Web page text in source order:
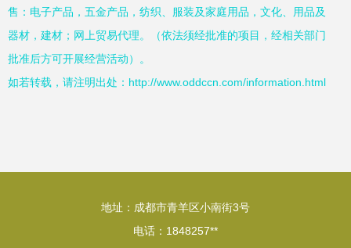
售：电子产品，五金产品，纺织、服装及家庭用品，文化、用品及
器材，建材；网上贸易代理。（依法须经批准的项目，经相关部门
批准后方可开展经营活动）。
如若转载，请注明出处：http://www.oddccn.com/information.html
地址：成都市青羊区小南街3号
电话：1848257**